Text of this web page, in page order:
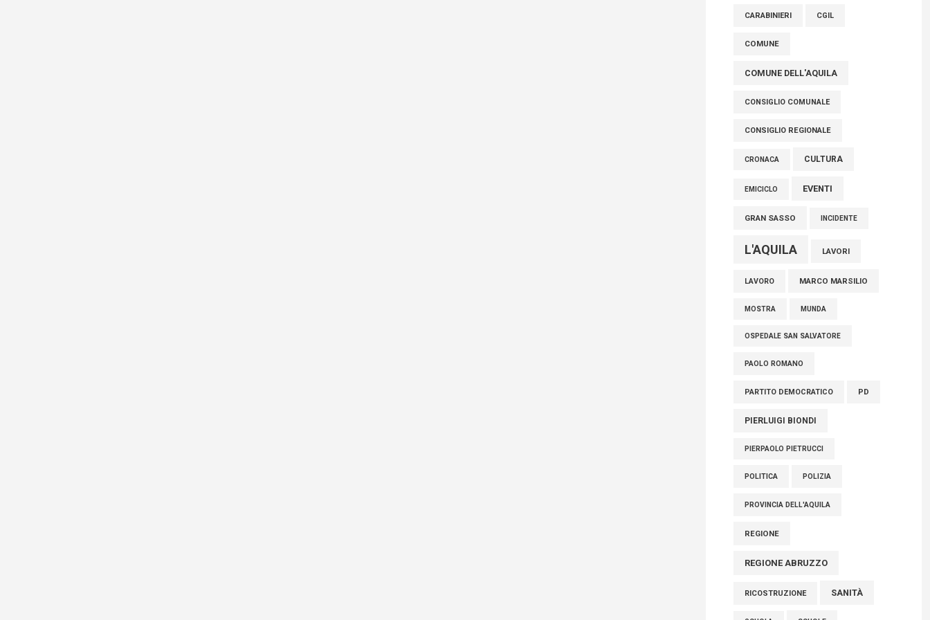
tra cui molti abruzzesi"
06 Agosto 2026
CARABINIERI CGIL
COMUNE
COMUNE DELL'AQUILA
CONSIGLIO COMUNALE
CONSIGLIO REGIONALE
CRONACA CULTURA
EMICICLO EVENTI
GRAN SASSO INCIDENTE
L'AQUILA LAVORI
LAVORO MARCO MARSILIO
MOSTRA MUNDA
OSPEDALE SAN SALVATORE
PAOLO ROMANO
PARTITO DEMOCRATICO PD
PIERLUIGI BIONDI
PIERPAOLO PIETRUCCI
POLITICA POLIZIA
PROVINCIA DELL'AQUILA
REGIONE
REGIONE ABRUZZO
RICOSTRUZIONE SANITÀ